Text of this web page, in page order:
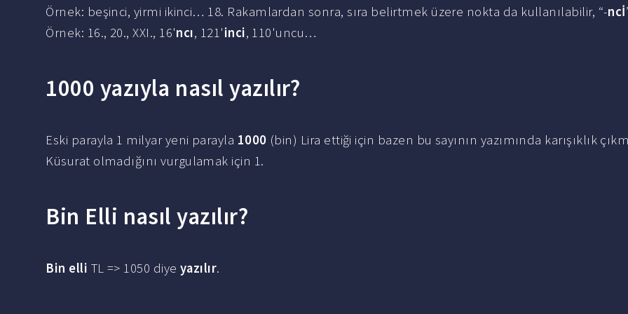
Örnek: beşinci, yirmi ikinci… 18. Rakamlardan sonra, sıra belirtmek üzere nokta da kullanılabilir, “-ncİ
Örnek: 16., 20., XXI., 16'ncı, 121'inci, 110'uncu…
1000 yazıyla nasıl yazılır?
Eski parayla 1 milyar yeni parayla 1000 (bin) Lira ettiği için bazen bu sayının yazımında karışıklık
Küsurat olmadığını vurgulamak için 1.
Bin Elli nasıl yazılır?
Bin elli TL => 1050 diye yazılır.